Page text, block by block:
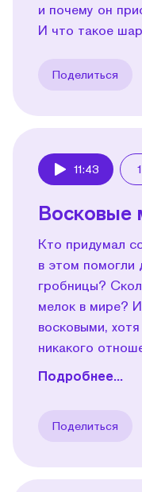
и почему он
И что такое
Поделиться
11:43
Восковые
Кто придумал
в этом помогли
гробницы?
мелок в мире?
восковыми,
никакого
Подробнее...
Поделиться